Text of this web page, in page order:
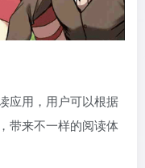
应用，用户可以根据
带来不一样的阅读体